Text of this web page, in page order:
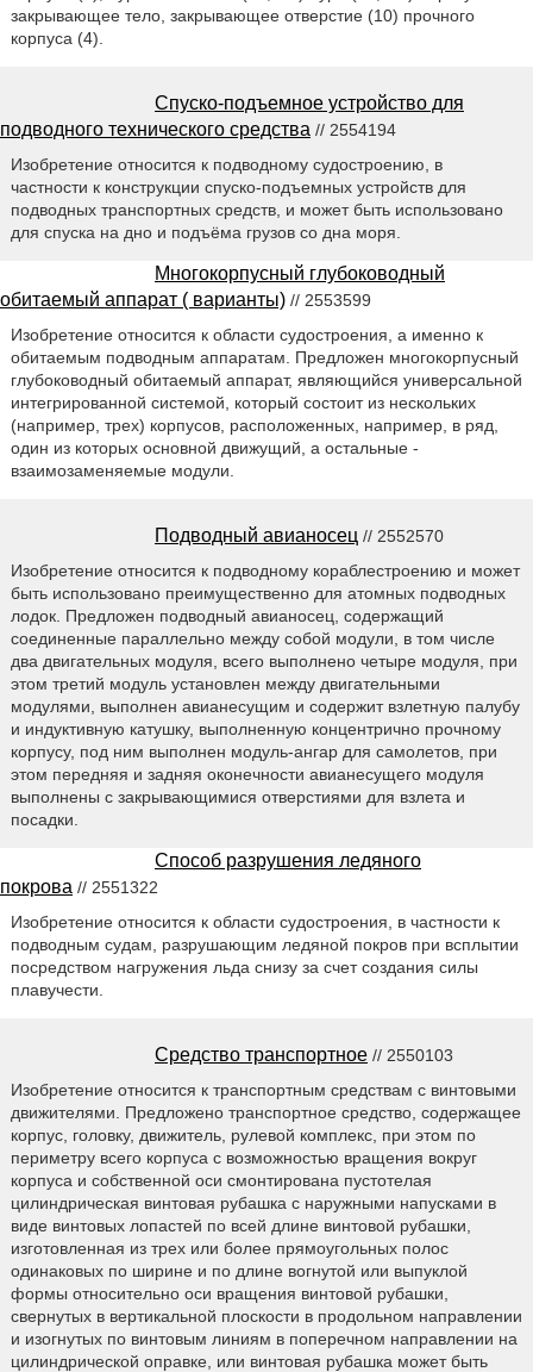
закрывающее тело, закрывающее отверстие (10) прочного
корпуса (4).
Спуско-подъемное устройство для
подводного технического средства // 2554194
Изобретение относится к подводному судостроению, в
частности к конструкции спуско-подъемных устройств для
подводных транспортных средств, и может быть использовано
для спуска на дно и подъёма грузов со дна моря.
Многокорпусный глубоководный
обитаемый аппарат ( варианты) // 2553599
Изобретение относится к области судостроения, а именно к
обитаемым подводным аппаратам. Предложен многокорпусный
глубоководный обитаемый аппарат, являющийся универсальной
интегрированной системой, который состоит из нескольких
(например, трех) корпусов, расположенных, например, в ряд,
один из которых основной движущий, а остальные -
взаимозаменяемые модули.
Подводный авианосец // 2552570
Изобретение относится к подводному кораблестроению и может
быть использовано преимущественно для атомных подводных
лодок. Предложен подводный авианосец, содержащий
соединенные параллельно между собой модули, в том числе
два двигательных модуля, всего выполнено четыре модуля, при
этом третий модуль установлен между двигательными
модулями, выполнен авианесущим и содержит взлетную палубу
и индуктивную катушку, выполненную концентрично прочному
корпусу, под ним выполнен модуль-ангар для самолетов, при
этом передняя и задняя оконечности авианесущего модуля
выполнены с закрывающимися отверстиями для взлета и
посадки.
Способ разрушения ледяного
покрова // 2551322
Изобретение относится к области судостроения, в частности к
подводным судам, разрушающим ледяной покров при всплытии
посредством нагружения льда снизу за счет создания силы
плавучести.
Средство транспортное // 2550103
Изобретение относится к транспортным средствам с винтовыми
движителями. Предложено транспортное средство, содержащее
корпус, головку, движитель, рулевой комплекс, при этом по
периметру всего корпуса с возможностью вращения вокруг
корпуса и собственной оси смонтирована пустотелая
цилиндрическая винтовая рубашка с наружными напусками в
виде винтовых лопастей по всей длине винтовой рубашки,
изготовленная из трех или более прямоугольных полос
одинаковых по ширине и по длине вогнутой или выпуклой
формы относительно оси вращения винтовой рубашки,
свернутых в вертикальной плоскости в продольном направлении
и изогнутых по винтовым линиям в поперечном направлении на
цилиндрической оправке, или винтовая рубашка может быть